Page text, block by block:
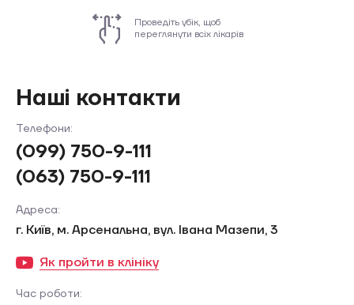
Проведіть убік, щоб
переглянути всіх лікарів
Наші контакти
Телефони:
(099) 750-9-111
(063) 750-9-111
Адреса:
г. Київ, м. Арсенальна, вул. Івана Мазепи, 3
Як пройти в клініку
Час роботи: